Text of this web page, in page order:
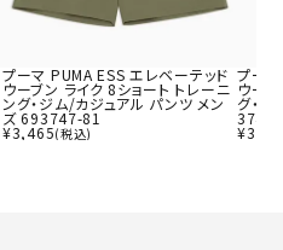
プーマ PUMA ESS エレベーテッド
ウーブン ライク 8ショート トレーニ
ング・ジム/カジュアル パンツ メン
ズ 693747-81
¥3,465(税込)
プー
ウー
グ・
¥